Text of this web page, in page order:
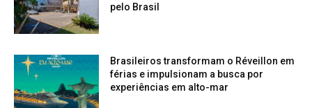
pelo Brasil
Brasileiros transformam o Réveillon em
férias e impulsionam a busca por
experiências em alto-mar